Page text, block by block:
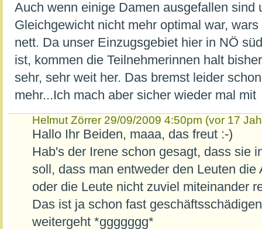
Auch wenn einige Damen ausgefallen sind
Gleichgewicht nicht mehr optimal war,
nett. Da unser Einzugsgebiet hier in NÖ
ist, kommen die Teilnehmerinnen halt
sehr, sehr weit her. Das bremst leider
mehr...Ich mach aber sicher wieder mal mit
Helmut Zörrer 29/09/2009 4:50pm (vor 17
Hallo Ihr Beiden, maaa, das freut :-)
Hab's der Irene schon gesagt, dass sie
soll, dass man entweder den Leuten die
oder die Leute nicht zuviel miteinander
Das ist ja schon fast
weitergeht *ggggggg*